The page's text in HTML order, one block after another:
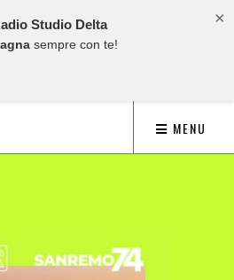
MENU
×
Studio Delta
sempre con te!